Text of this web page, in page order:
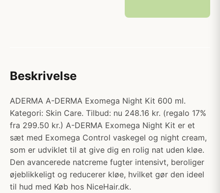
Beskrivelse
ADERMA A-DERMA Exomega Night Kit 600 ml.
Kategori: Skin Care. Tilbud: nu 248.16 kr. (regalo 17%
fra 299.50 kr.) A-DERMA Exomega Night Kit er et
sæt med Exomega Control vaskegel og night cream,
som er udviklet til at give dig en rolig nat uden kløe.
Den avancerede natcreme fugter intensivt, beroliger
øjeblikkeligt og reducerer kløe, hvilket gør den ideel
til hud med Køb hos NiceHair.dk.